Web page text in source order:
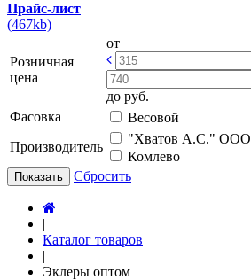
Прайс-лист
(467kb)
Розничная
цена
от
до руб.
Фасовка
Весовой
Производитель
"Хватов А.С." ООО
Комлево
Показать Сбросить
|
Каталог товаров
|
Эклеры оптом